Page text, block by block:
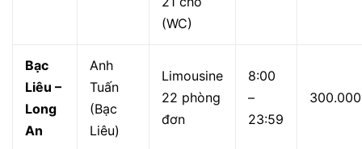
(WC)
Bạc
Liêu –
Long
An
Anh
Tuấn
(Bạc
Liêu)
Limousine
22 phòng
đơn
8:00
–
23:59
300.000